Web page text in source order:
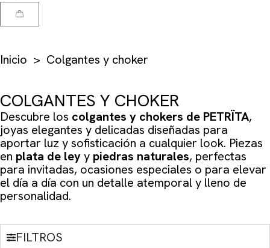
Inicio > Colgantes y choker
COLGANTES Y CHOKER
Descubre los colgantes y chokers de PETRÏTA,
joyas elegantes y delicadas diseñadas para
aportar luz y sofisticación a cualquier look. Piezas
en plata de leyy piedras naturales, perfectas
para invitadas, ocasiones especiales o para elevar
el día a día con un detalle atemporal y lleno de
personalidad.
FILTROS